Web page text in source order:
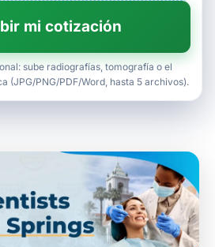
mi cotización
sube radiografías, tomografía o el
(JPG/PNG/PDF/Word, hasta 5 archivos).